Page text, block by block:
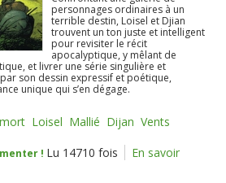
personnages ordinaires à un
terrible destin, Loisel et Djian
trouvent un ton juste et intelligent
pour revisiter le récit
apocalyptique, y mêlant de
et livrer une série singulière et
son dessin expressif et poétique,
unique qui s’en dégage.
Loisel Mallié Dijan Vents
! Lu 14710 fois
En savoir